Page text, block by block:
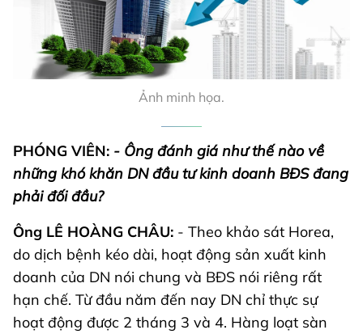
Ảnh minh họa.
PHÓNG VIÊN: - Ông đánh giá như thế nào về
những khó khăn DN đầu tư kinh doanh BĐS đang
phải đối đầu?
Ông LÊ HOÀNG CHÂU: - Theo khảo sát Horea,
do dịch bệnh kéo dài, hoạt động sản xuất kinh
doanh của DN nói chung và BĐS nói riêng rất
hạn chế. Từ đầu năm đến nay DN chỉ thực sự
hoạt động được 2 tháng 3 và 4. Hàng loạt sàn